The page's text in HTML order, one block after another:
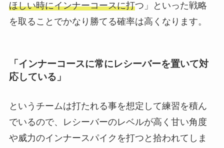
ほしい時にインナーコースに打つ」といった戦略
を取ることでかなり勝てる確率は高くなります。
「インナーコースに常にレシーバーを置いて対
応している」
というチームは打たれる事を想定して練習を積ん
でいるので、レシーバーのレベルが高く甘い角度
や威力のインナースパイクを打つと拾われてしま